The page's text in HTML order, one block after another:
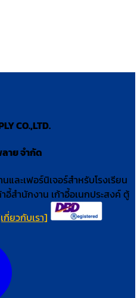
CO.,LTD.
าย จำกัด
ละเฟอร์นิเจอร์สำหรับโรงเรียน
อี้สำนักงาน เก้าอี้อเนกประสงค์ ตู้
กี่ยวกับเรา]